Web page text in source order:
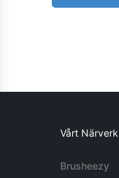
Vårt Närverk
Brusheezy